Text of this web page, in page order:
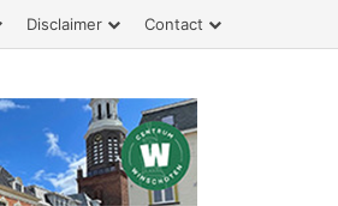
Disclaimer Contact